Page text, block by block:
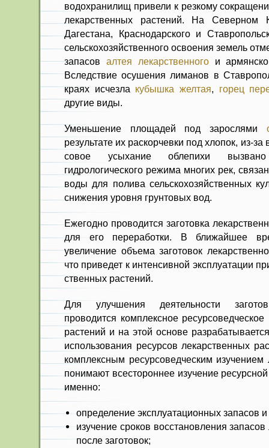
водохранилищ привели к резкому
ле­карственных растений. На Северном
Дагестана, Краснодар­ского и
сельскохозяйственного освое­ния земель
запасов алтея лекарственногои
Вслед­ствие осушения лиманов в
краях исчезла кубышка желтая, горец
другие виды.
Уменьшение площадей под зарослями
результате их раскорчевки под хлопок, из-
совое усыхание облепихи
гидрологического ре­жима многих рек,
воды для полива сель­скохозяйственных
снижения уровня грунтовых вод.
Ежегодно проводится заготовка
для его переработки. В ближайшее
увеличение объема за­готовок
что приведет к интенсивной экс­плуатации
ственных растений.
Для улучшения деятельности
проводится комплексное
растений и на этой ос­нове
использования ресурсов ле­карственных
комплексным ресурсоведческим изучением
по­нимают всестороннее изучение
именно:
определение эксплуатационных запасов
изучение сроков восстановле­ния
после заготовок;